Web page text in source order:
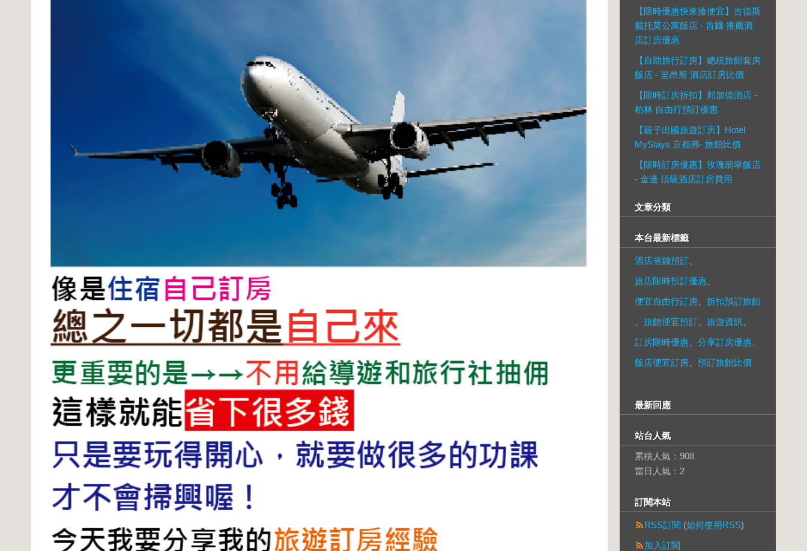
【限時優惠快來搶便宜】古德斯
戴托莫公寓飯店 - 首爾 推薦酒
店訂房優惠
【自助旅行訂房】總統旅館套房
飯店 - 里昂斯 酒店訂房比價
【限時訂房折扣】邦加德酒店 -
柏林 自由行預訂優惠
【親子出國旅遊訂房】Hotel
MyStays 京都弗- 旅館比價
【限時訂房優惠】玫瑰翡翠飯店
- 金邊 頂級酒店訂房費用
文章分類
本台最新標籤
酒店省錢預訂
旅店限時預訂優惠
便宜自由行訂房
折扣預訂旅館
旅館便宜預訂 旅遊資訊
訂房限時優惠
分享訂房優惠
飯店便宜訂房
預訂旅館比價
最新回應
站台人氣
累積人氣： 908
當日人氣： 2
訂閱本站
RSS訂閱 (如何使用RSS)
加入訂閱